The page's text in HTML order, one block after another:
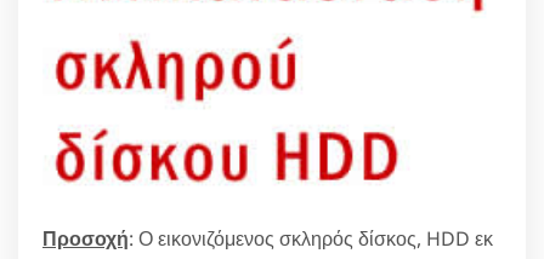
Προσοχή: Ο εικονιζόμενος σκληρός δίσκος, HDD εκ